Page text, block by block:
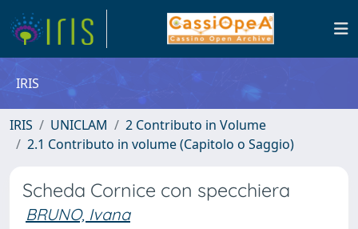
IRIS
IRIS UNICLAM
2 Contributo in Volume
2.1 Contributo in volume (Capitolo o Saggio)
Scheda Cornice con specchiera
BRUNO, Ivana